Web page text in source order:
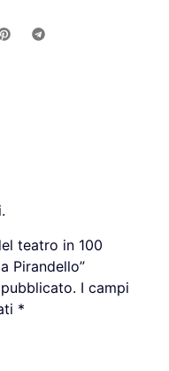
teatro in 100
Pirandello”
I campi
*